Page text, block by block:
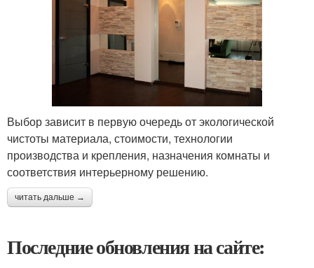
Выбор зависит в первую очередь от экологической
чистоты материала, стоимости, технологии
производства и крепления, назначения комнаты и
соответствия интерьерному решению.
читать дальше →
Последние обновления на сайте: